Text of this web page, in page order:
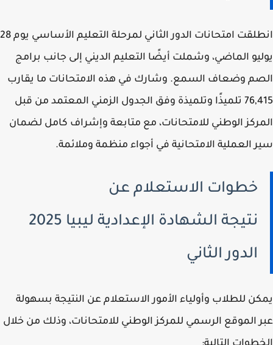
انطلقت امتحانات الدور الثاني لمرحلة التعليم الأساسي يوم 28
الماضي، وشملت أيضًا التعليم الديني إلى جانب برامج
وضعاف السمع. وشارك في هذه الامتحانات ما يقارب
76,415 تلميذًا وتلميذة وفق الجدول الزمني المعتمد من قبل
الوطني للامتحانات، مع متابعة وإشراف كامل لضمان
العملية الامتحانية في أجواء منظمة وملائمة.
خطوات الاستعلام عن
نتيجة الشهادة الإعدادية ليبيا 2025
الدور الثاني
للطلاب وأولياء الأمور الاستعلام عن النتيجة بسهولة
الموقع الرسمي للمركز الوطني للامتحانات، وذلك من خلال